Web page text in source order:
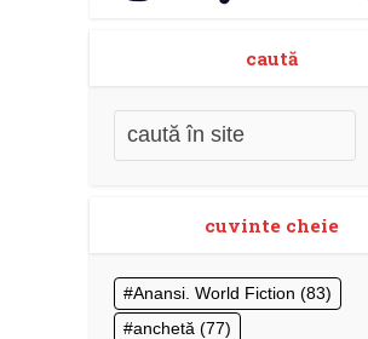
caută
cuvinte cheie
Anansi. World Fiction (83)
anchetă (77)